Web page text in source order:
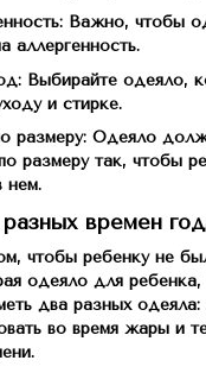
Важно, чтобы
аллергенность.
Выбирайте одеяло,
и стирке.
размеру: Одеяло
размеру так, чтобы
нем.
времен
чтобы ребенку не
одеяло для ребенка,
два разных одеяла:
во время жары и